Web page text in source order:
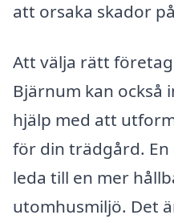
att orsaka skador
Att välja rätt
Bjärnum kan också
hjälp med att
för din trädgård.
leda till en mer
utomhusmiljö. Det